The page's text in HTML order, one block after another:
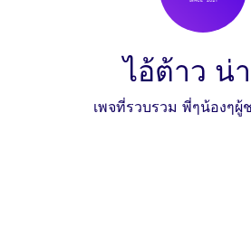
ไอ้ต้าว น่
เพจที่รวบรวม พี่ๆน้องๆผู้